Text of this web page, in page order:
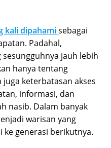
kali dipahamisebagai
Padahal,
sesungguhnya jauh lebih
hanya tentang
keterbatasan akses
informasi, dan
nasib. Dalam banyak
warisan yang
generasi berikutnya.